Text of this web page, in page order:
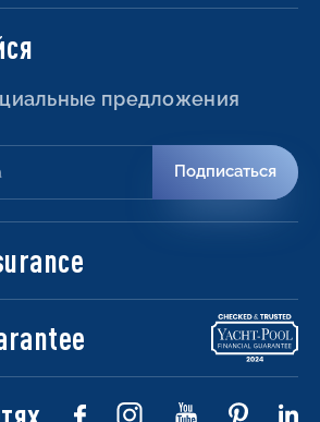
предложения
Подписаться